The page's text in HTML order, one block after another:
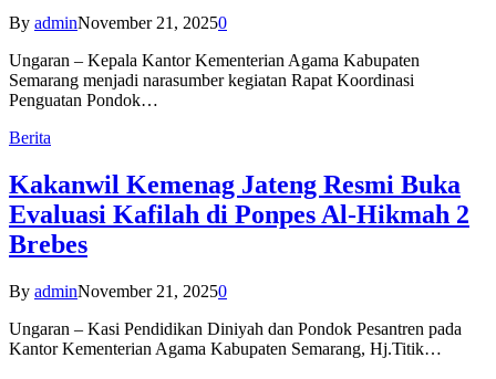
By adminNovember 21, 20250
Ungaran – Kepala Kantor Kementerian Agama Kabupaten
Semarang menjadi narasumber kegiatan Rapat Koordinasi
Penguatan Pondok…
Berita
Kakanwil Kemenag Jateng Resmi Buka
Evaluasi Kafilah di Ponpes Al-Hikmah 2
Brebes
By adminNovember 21, 20250
Ungaran – Kasi Pendidikan Diniyah dan Pondok Pesantren pada
Kantor Kementerian Agama Kabupaten Semarang, Hj.Titik…